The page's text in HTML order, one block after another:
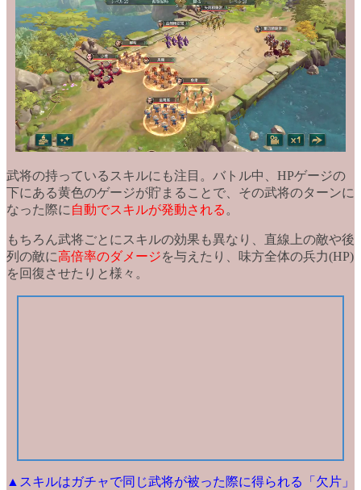
武将の持っているスキルにも注目。バトル中、 HPゲージの
下にある黄色のゲージが貯まることで、その武将のターンに
なった際に 自動でスキルが発動される 。
もちろん武将ごとにスキルの効果も異なり、直線上の敵や後
列の敵に高倍率のダメージを与えたり、
味方全体の兵力(HP)
を回復 させたりと様々。
▲スキルはガチャで同じ武将が被った際に得られる「欠片」